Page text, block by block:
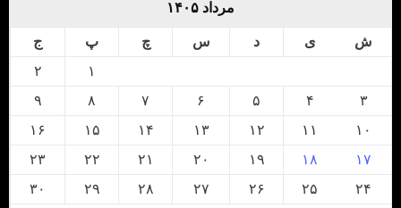
مرداد ۱۴۰۵
ش ی د س چ پ
ج
۱
۲
۳
۴ ۵ ۶ ۷ ۸
۹
۱۰
۱۱ ۱۲ ۱۳ ۱۴ ۱۵
۱۶
۱۷
۱۸ ۱۹ ۲۰ ۲۱ ۲۲
۲۳
۲۴
۲۵ ۲۶ ۲۷ ۲۸ ۲۹ ۳۰